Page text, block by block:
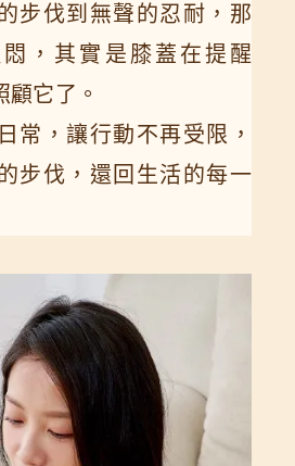
步伐到無聲的忍耐，那
，其實是膝蓋在提醒
顧它了。
常，讓行動不再受限，
步伐，還回生活的每一